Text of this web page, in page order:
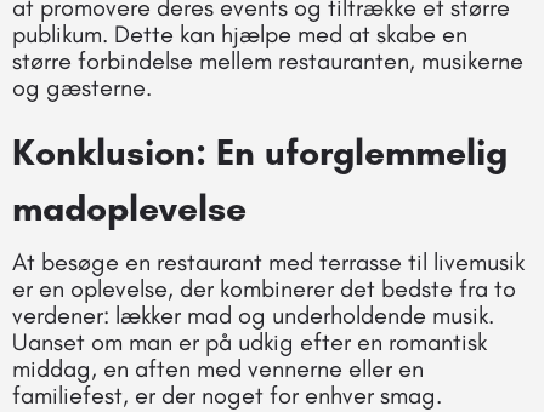
at promovere deres events og tiltrække et større
publikum. Dette kan hjælpe med at skabe en
større forbindelse mellem restauranten, musikerne
og gæsterne.
Konklusion: En uforglemmelig
madoplevelse
At besøge en restaurant med terrasse til livemusik
er en oplevelse, der kombinerer det bedste fra to
verdener: lækker mad og underholdende musik.
Uanset om man er på udkig efter en romantisk
middag, en aften med vennerne eller en
familiefest, er der noget for enhver smag.